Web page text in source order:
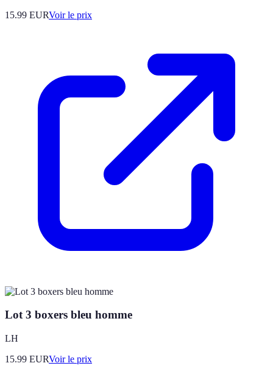
15.99 EURVoir le prix
Lot 3 boxers bleu homme
LH
15.99 EURVoir le prix